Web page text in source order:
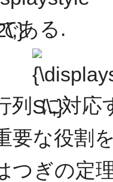
ある.
列
{\displaystyle
S\,}
に対応
要な役割
つぎの定